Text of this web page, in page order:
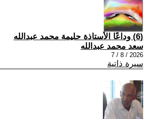
(6) وداعًا الأستاذة حليمة محمد عبدالله
سعد محمد عبدالله
2026 / 8 / 7
سيرة ذاتية